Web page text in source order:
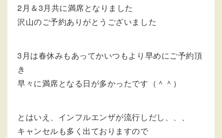
2月＆3月共に満席となりました
沢山のご予約ありがとうございました
3月は春休みもあってかいつもより早めにご予約頂
き
早々に満席となる日が多かったです（＾＾）
とはいえ、インフルエンザが流行しだし、、、
キャンセルも多く出ておりますので